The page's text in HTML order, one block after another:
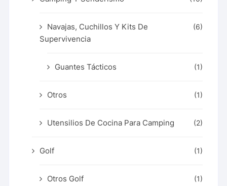
Navajas, Cuchillos Y Kits De
Supervivencia
(6)
Guantes Tácticos (1)
Otros (1)
Utensilios De Cocina Para Camping (2)
Golf (1)
Otros Golf (1)